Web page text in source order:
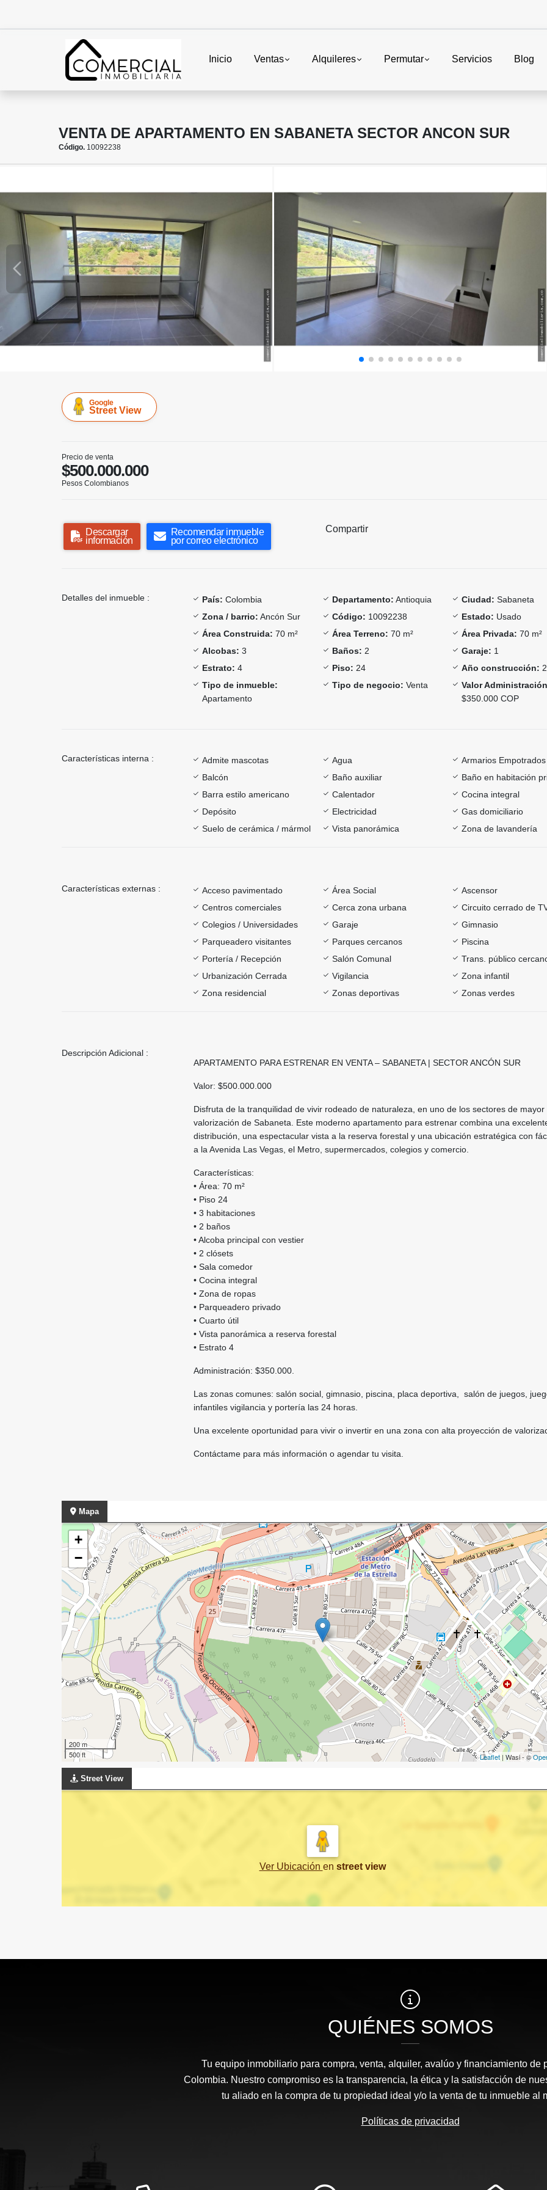
Inicio Ventas Alquileres Permutar Servicios Blog
VENTA DE APARTAMENTO EN SABANETA SECTOR ANCON SUR
Código. 10092238
Google
Street View
Precio de venta
$500.000.000
Pesos Colombianos
Descargar
información
Recomendar inmueble
por correo electrónico
Compartir
Detalles del inmueble : País: Colombia Departamento: Antioquia Ciudad: Sabaneta
Zona / barrio: Ancón Sur Código: 10092238 Estado: Usado
Área Construida: 70 m² Área Terreno: 70 m² Área Privada: 70 m²
Alcobas: 3 Baños: 2 Garaje: 1
Estrato: 4 Piso: 24 Año construcción:
Tipo de inmueble:
Apartamento
Tipo de negocio: Venta
Valor
$350.000 COP
Características interna : Admite mascotas Agua
Armarios Empotrados
Balcón
Baño auxiliar
Baño en habitación
Barra estilo americano
Calentador
Cocina integral
Depósito
Electricidad
Gas domiciliario
Suelo de cerámica / mármol
Vista panorámica Zona de lavandería
Características externas : Acceso pavimentado Área Social
Ascensor
Centros comerciales
Cerca zona urbana
Circuito cerrado de
Colegios / Universidades
Garaje
Gimnasio
Parqueadero visitantes
Parques cercanos
Piscina
Portería / Recepción
Salón Comunal
Trans. público
Urbanización Cerrada
Vigilancia
Zona infantil
Zona residencial
Zonas deportivas Zonas verdes
Descripción Adicional :
APARTAMENTO PARA ESTRENAR EN VENTA – SABANETA | SECTOR ANCÓN SUR
Valor: $500.000.000
Disfruta de la tranquilidad de vivir rodeado de naturaleza, en uno de los sectores de mayor
valorización de Sabaneta. Este moderno apartamento para estrenar combina una
distribución, una espectacular vista a la reserva forestal y una ubicación estratégica con
a la Avenida Las Vegas, el Metro, supermercados, colegios y comercio.
Características:
• Área: 70 m²
• Piso 24
• 3 habitaciones
• 2 baños
• Alcoba principal con vestier
• 2 clósets
• Sala comedor
• Cocina integral
• Zona de ropas
• Parqueadero privado
• Cuarto útil
• Vista panorámica a reserva forestal
• Estrato 4
Administración: $350.000.
Las zonas comunes: salón social, gimnasio, piscina, placa deportiva, salón de juegos,
infantiles vigilancia y portería las 24 horas.
Una excelente oportunidad para vivir o invertir en una zona con alta proyección de
Contáctame para más información o agendar tu visita.
Mapa
+
−
200 m
500 ft
Leaflet | Wasi - ©
Street View
Ver Ubicación en street view
QUIÉNES SOMOS
Tu equipo inmobiliario para compra, venta, alquiler, avalúo y financiamiento de
Colombia. Nuestro compromiso es la transparencia, la ética y la satisfacción de
tu aliado en la compra de tu propiedad ideal y/o la venta de tu inmueble al
Políticas de privacidad